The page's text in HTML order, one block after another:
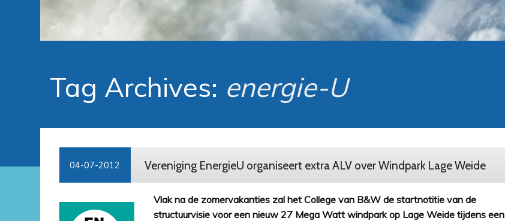
Tag Archives: energie-U
04-07-2012 Vereniging EnergieU organiseert extra ALV over Windpark Lage Weide
Vlak na de zomervakanties zal het College van B&W de startnotitie van de
structuurvisie voor een nieuw 27 Mega Watt windpark op Lage Weide tijdens een